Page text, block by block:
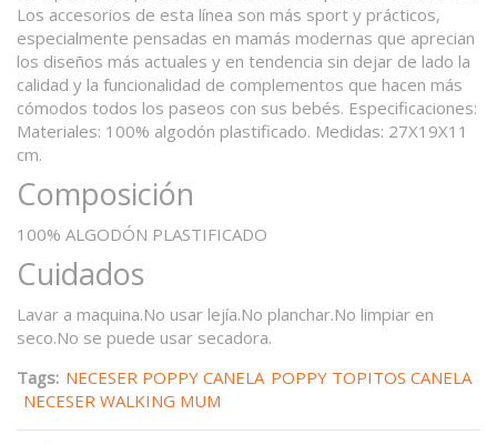
Los accesorios de esta línea son más sport y prácticos,
especialmente pensadas en mamás modernas que aprecian
los diseños más actuales y en tendencia sin dejar de lado la
calidad y la funcionalidad de complementos que hacen más
cómodos todos los paseos con sus bebés. Especificaciones:
Materiales: 100% algodón plastificado. Medidas: 27X19X11
cm.
Composición
100% ALGODÓN PLASTIFICADO
Cuidados
Lavar a maquina.No usar lejía.No planchar.No limpiar en
seco.No se puede usar secadora.
Tags: NECESER POPPY CANELA POPPY TOPITOS CANELA
NECESER WALKING MUM